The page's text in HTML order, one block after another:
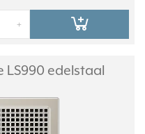
+
LS990 edelstaal